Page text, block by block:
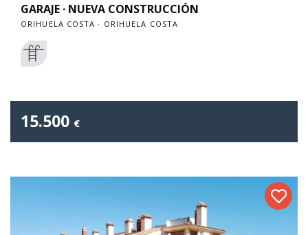
GARAJE · NUEVA CONSTRUCCIÓN
ORIHUELA COSTA · ORIHUELA COSTA
15.500 €